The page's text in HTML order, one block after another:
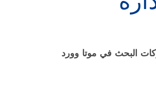
البحث في موتا وورد